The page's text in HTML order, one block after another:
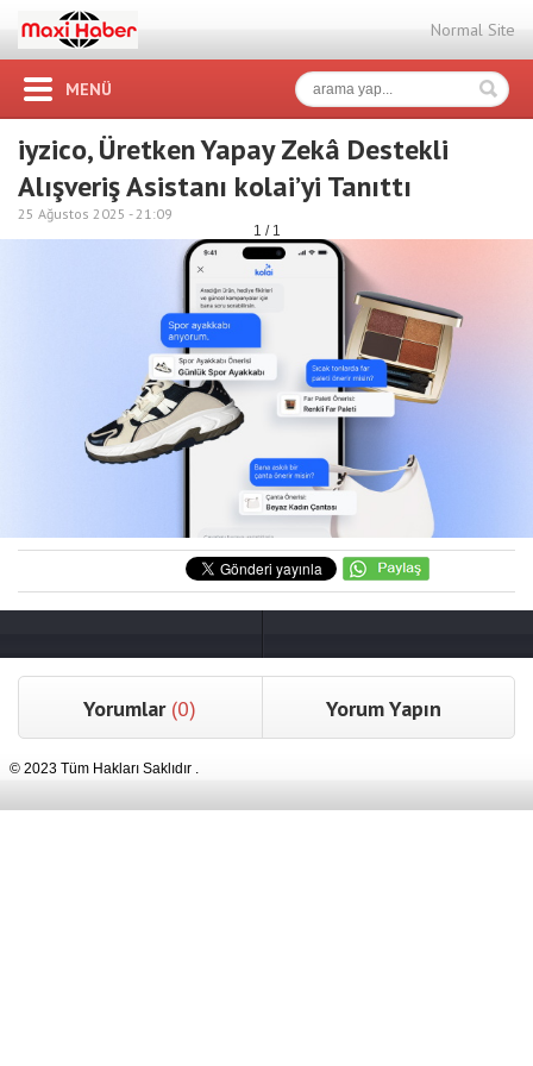
Normal Site
MENÜ
iyzico, Üretken Yapay Zekâ Destekli
Alışveriş Asistanı kolai’yi Tanıttı
25 Ağustos 2025 -21:09
1 / 1
Yorumlar (0) Yorum Yapın
© 2023 Tüm Hakları Saklıdır .